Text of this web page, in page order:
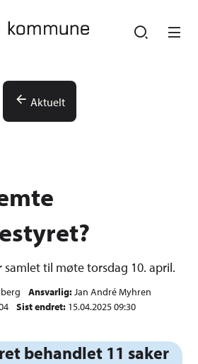
Aktuelt
til møte torsdag 10. april.
Ansvarlig Jan André Myhren
Sist endret 15.04.2025 09:30
behandlet 11 saker